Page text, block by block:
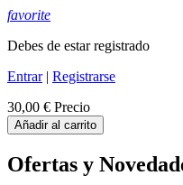
favorite
Debes de estar registrado
Entrar| Registrarse
30,00 € Precio
Añadir al carrito
Ofertas y